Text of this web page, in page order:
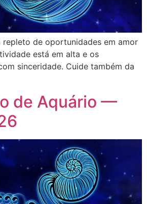
repleto de oportunidades em amor
está em alta e os
sinceridade. Cuide também da
de Aquário —